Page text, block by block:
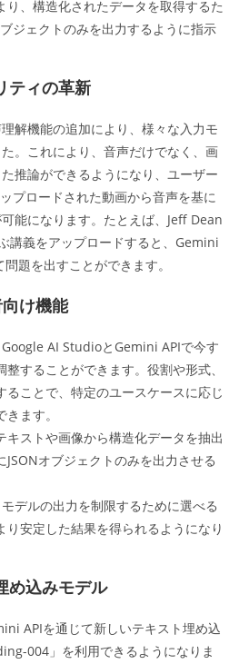
り、構造化されたデータを取得するた
ジェクトのみを出力するように指示
ティの革新
解機能の追加により、様々な入力モ
。これにより、音声だけでなく、画
推論ができるようになり、ユーザー
プロードされた動画から音声を基に
能になります。たとえば、Jeff Dean
講義をアップロードすると、Gemini
題を出すことができます。
け機能
AI StudioとGemini APIで今す
整することができます。役割や形式、
ることで、特定のユースケースに応じ
ます。
キストや画像から構造化データを抽出
JSONオブジェクトのみを出力させる
デルの出力を制限するために選べる
り安定した結果を得られるようになり
め込みモデル
APIを通じて新しいテキスト埋め込
004」を利用できるようになりま